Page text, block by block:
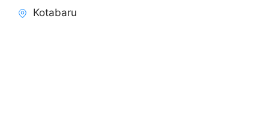
Kotabaru